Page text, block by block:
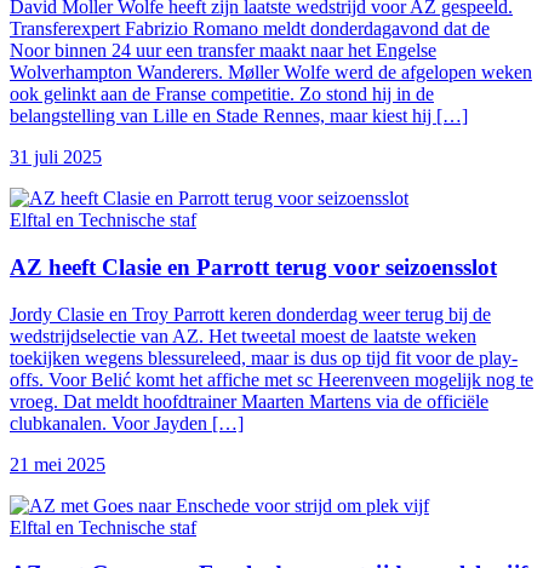
David Moller Wolfe heeft zijn laatste wedstrijd voor AZ gespeeld.
Transferexpert Fabrizio Romano meldt donderdagavond dat de
Noor binnen 24 uur een transfer maakt naar het Engelse
Wolverhampton Wanderers. Møller Wolfe werd de afgelopen weken
ook gelinkt aan de Franse competitie. Zo stond hij in de
belangstelling van Lille en Stade Rennes, maar kiest hij […]
31 juli 2025
Elftal en Technische staf
AZ heeft Clasie en Parrott terug voor seizoensslot
Jordy Clasie en Troy Parrott keren donderdag weer terug bij de
wedstrijdselectie van AZ. Het tweetal moest de laatste weken
toekijken wegens blessureleed, maar is dus op tijd fit voor de play-
offs. Voor Belić komt het affiche met sc Heerenveen mogelijk nog te
vroeg. Dat meldt hoofdtrainer Maarten Martens via de officiële
clubkanalen. Voor Jayden […]
21 mei 2025
Elftal en Technische staf